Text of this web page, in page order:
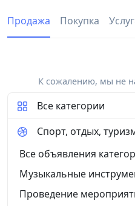
Продажа Покупка
К сожалению, мы не
Все категории
Спорт, отдых,
Все объявления
Музыкальные
Проведение